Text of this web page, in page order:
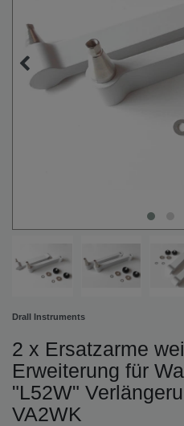
Drall Instruments
2 x Ersatzarme
Erweiterung für
"L52W"
VA2WK